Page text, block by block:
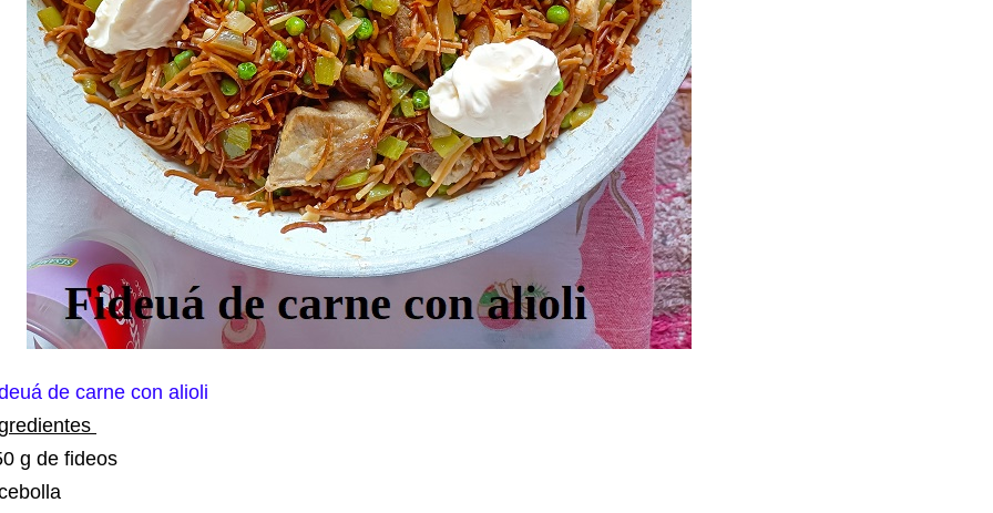
de carne con alioli
g de fideos